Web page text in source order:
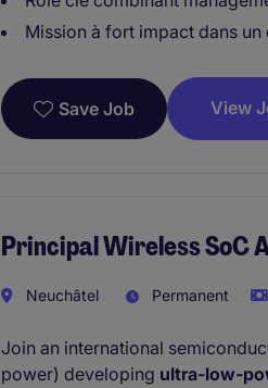
Mission à fort impact dans
Save Job View
Principal Wireless SoC
Neuchâtel Permanent
Join an international
power) developing ultra-low-